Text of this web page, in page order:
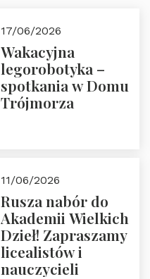
17/06/2026
Wakacyjna
legorobotyka –
spotkania w Domu
Trójmorza
11/06/2026
Rusza nabór do
Akademii Wielkich
Dzieł! Zapraszamy
licealistów i
nauczycieli